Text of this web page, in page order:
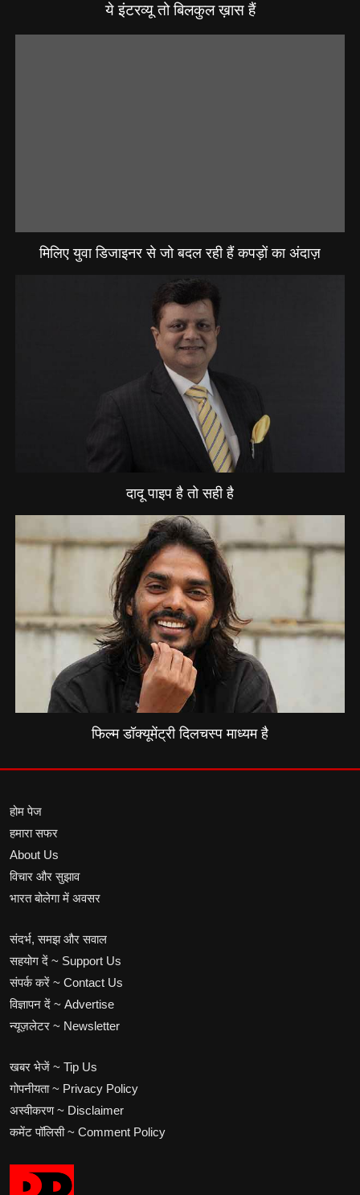
ये इंटरव्यू तो बिलकुल ख़ास हैं
मिलिए युवा डिजाइनर से जो बदल रही हैं कपड़ों का अंदाज़
दादू पाइप है तो सही है
फिल्म डॉक्यूमेंट्री दिलचस्प माध्यम है
होम पेज
हमारा सफर
About Us
विचार और सुझाव
भारत बोलेगा में अवसर
संदर्भ, समझ और सवाल
सहयोग दें ~ Support Us
संपर्क करें ~ Contact Us
विज्ञापन दें ~ Advertise
न्यूज़लेटर ~ Newsletter
खबर भेजें ~ Tip Us
गोपनीयता ~ Privacy Policy
अस्वीकरण ~ Disclaimer
कमेंट पॉलिसी ~ Comment Policy